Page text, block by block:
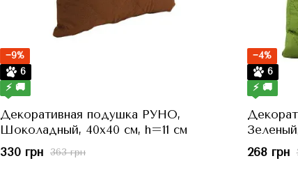
−9%
6
⚡ 🚚
Декоративная подушка РУНО,
Шоколадный, 40x40 см, h=11 см
363 грн
330 грн
−4%
6
⚡ 🚚
268 грн